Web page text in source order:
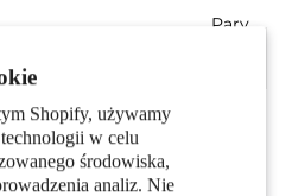
Shopify, używamy
w celu
środowiska,
analiz. Nie
Pary
925
wynosi 3.5 mm